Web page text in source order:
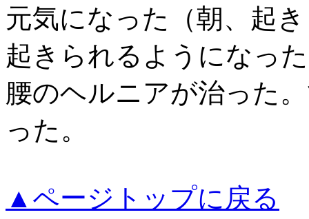
元気になった（朝、起
起きられるようになっ
腰のヘルニアが治った
った。
▲ページトップに戻る